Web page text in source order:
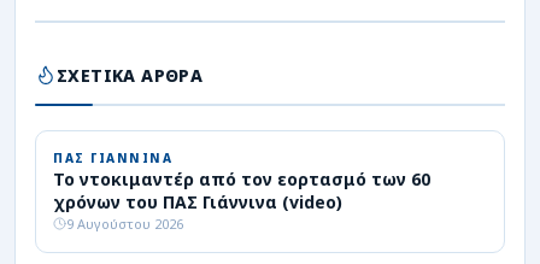
ΣΧΕΤΙΚΑ ΑΡΘΡΑ
ΠΑΣ ΓΙΑΝΝΙΝΑ
Το ντοκιμαντέρ από τον εορτασμό των 60
χρόνων του ΠΑΣ Γιάννινα (video)
9 Αυγούστου 2026